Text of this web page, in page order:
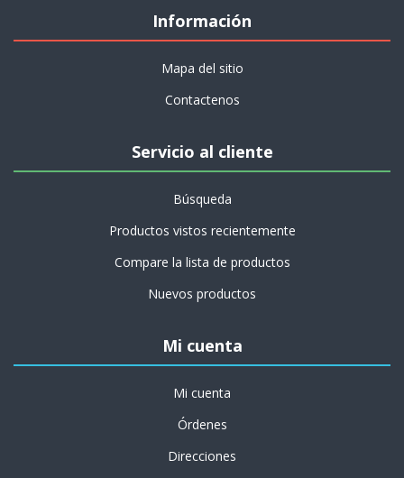
Información
Mapa del sitio
Contactenos
Servicio al cliente
Búsqueda
Productos vistos recientemente
Compare la lista de productos
Nuevos productos
Mi cuenta
Mi cuenta
Órdenes
Direcciones